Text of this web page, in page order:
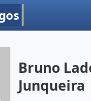
Bruno
Junqueira